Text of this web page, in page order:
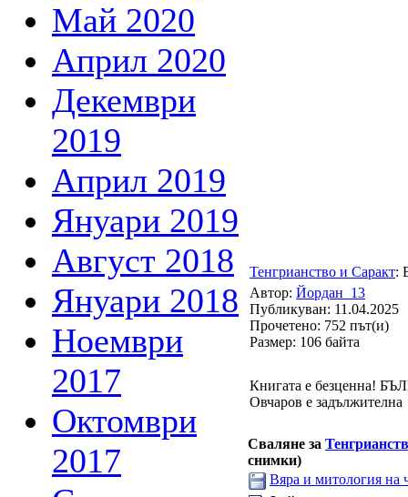
Май 2020
Април 2020
Декември
2019
Април 2019
Януари 2019
Август 2018
Януари 2018
Ноември
2017
Октомври
2017
Тенгрианство и Саракт:
Автор: Йордан_13
Публикуван: 11.04.2025
Прочетено: 752 път(и)
Размер: 106 байта
Книгата е безценна!
Овчаров е задължителна
Сваляне за
снимки)
Вяра и митология на